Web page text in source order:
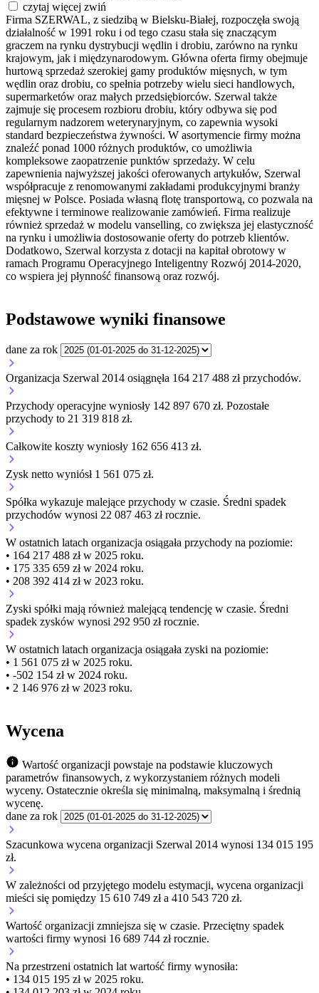
czytaj więcej zwiń
Firma SZERWAL, z siedzibą w Bielsku-Białej, rozpoczęła swoją
działalność w 1991 roku i od tego czasu stała się znaczącym
graczem na rynku dystrybucji wędlin i drobiu, zarówno na rynku
krajowym, jak i międzynarodowym. Główna oferta firmy obejmuje
hurtową sprzedaż szerokiej gamy produktów mięsnych, w tym
wędlin oraz drobiu, co spełnia potrzeby wielu sieci handlowych,
supermarketów oraz małych przedsiębiorców. Szerwal także
zajmuje się procesem rozbioru drobiu, który odbywa się pod
regularnym nadzorem weterynaryjnym, co zapewnia wysoki
standard bezpieczeństwa żywności. W asortymencie firmy można
znaleźć ponad 1000 różnych produktów, co umożliwia
kompleksowe zaopatrzenie punktów sprzedaży. W celu
zapewnienia najwyższej jakości oferowanych artykułów, Szerwal
współpracuje z renomowanymi zakładami produkcyjnymi branży
mięsnej w Polsce. Posiada własną flotę transportową, co pozwala na
efektywne i terminowe realizowanie zamówień. Firma realizuje
również sprzedaż w modelu vanselling, co zwiększa jej elastyczność
na rynku i umożliwia dostosowanie oferty do potrzeb klientów.
Dodatkowo, Szerwal korzysta z dotacji na kapitał obrotowy w
ramach Programu Operacyjnego Inteligentny Rozwój 2014-2020,
co wspiera jej płynność finansową oraz rozwój.
Podstawowe wyniki finansowe
dane za rok
Organizacja Szerwal 2014 osiągnęła 164 217 488 zł przychodów.
Przychody operacyjne wyniosły 142 897 670 zł. Pozostałe
przychody to 21 319 818 zł.
Całkowite koszty wyniosły 162 656 413 zł.
Zysk netto wyniósł 1 561 075 zł.
Spółka wykazuje malejące przychody w czasie. Średni spadek
przychodów wynosi 22 087 463 zł rocznie.
W ostatnich latach organizacja osiągała przychody na poziomie:
• 164 217 488 zł w 2025 roku.
• 175 335 659 zł w 2024 roku.
• 208 392 414 zł w 2023 roku.
Zyski spółki mają również malejącą tendencję w czasie. Średni
spadek zysków wynosi 292 950 zł rocznie.
W ostatnich latach organizacja osiągała zyski na poziomie:
• 1 561 075 zł w 2025 roku.
• -502 154 zł w 2024 roku.
• 2 146 976 zł w 2023 roku.
Wycena
Wartość organizacji powstaje na podstawie kluczowych
parametrów finansowych, z wykorzystaniem różnych modeli
wyceny. Ostatecznie określa się minimalną, maksymalną i średnią
wycenę.
dane za rok
Szacunkowa wycena organizacji Szerwal 2014 wynosi 134 015 195
zł.
W zależności od przyjętego modelu estymacji, wycena organizacji
mieści się pomiędzy 15 610 749 zł a 410 543 720 zł.
Wartość organizacji zmniejsza się w czasie. Przeciętny spadek
wartości firmy wynosi 16 689 744 zł rocznie.
Na przestrzeni ostatnich lat wartość firmy wynosiła:
• 134 015 195 zł w 2025 roku.